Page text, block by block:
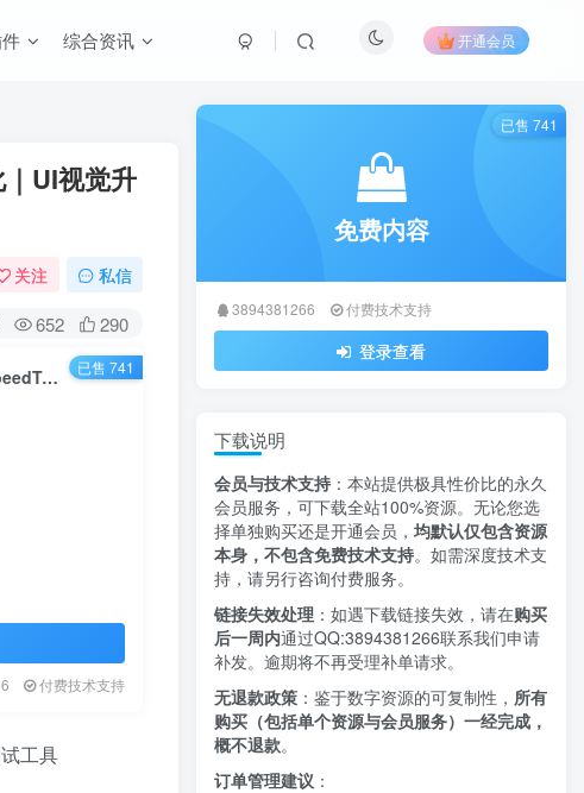
综合资讯 开通会员
UI视觉升
关注 私信
652 290
卓创源码网发布：美化版服务器测速页HTML源码 – GitHub开源SpeedTest深度优化｜UI视觉升级｜精准带宽测试工具
付费技术支持
已售 741
工具
免费内容
3894381266 付费技术支持
登录查看
已售 741
下载说明
会员与技术支持 ：本站提供极具性价比的永久
会员服务，可下载全站100%资源。无论您选
择单独购买还是开通会员， 均默认仅包含资源
本身，不包含免费技术支持。如需深度技术支
持，请另行咨询付费服务。
链接失效处理 ：如遇下载链接失效，请在购买
后一周内通过QQ:3894381266联系我们申请
补发。逾期将不再受理补单请求。
无退款政策 ：鉴于数字资源的可复制性， 所有
购买（包括单个资源与会员服务）一经完成，
概不退款。
订单管理建议 ：